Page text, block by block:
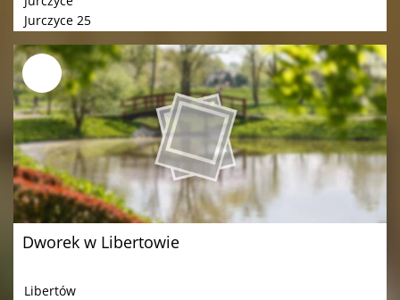
Jurczyce 25
Dworek w Libertowie
Libertów